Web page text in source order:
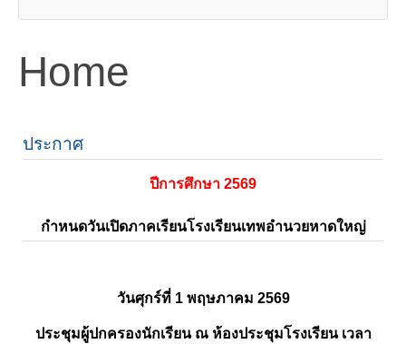
Home
ประกาศ
ปีการศึกษา 2569
กำหนดวันเปิดภาคเรียนโรงเรียนเทพอำนวยหาดใหญ่
วันศุกร์ที่ 1 พฤษภาคม 2569
ประชุมผู้ปกครองนักเรียน ณ ห้องประชุมโรงเรียน เวลา